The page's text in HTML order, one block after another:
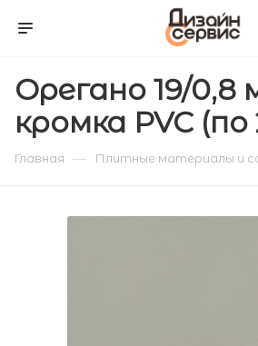
Орегано 19/0,8
кромка PVC (по
Главная — Плитные материалы и